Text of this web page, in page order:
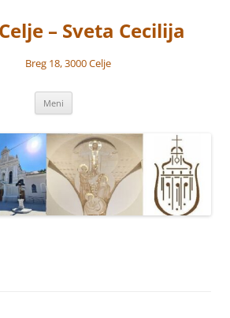
– Sveta Cecilija
Breg 18, 3000 Celje
Meni